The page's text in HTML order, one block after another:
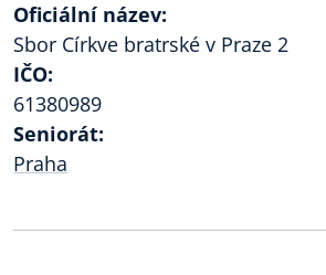
Oficiální název:
Sbor Církve bratrské v Praze 2
IČO:
61380989
Seniorát:
Praha